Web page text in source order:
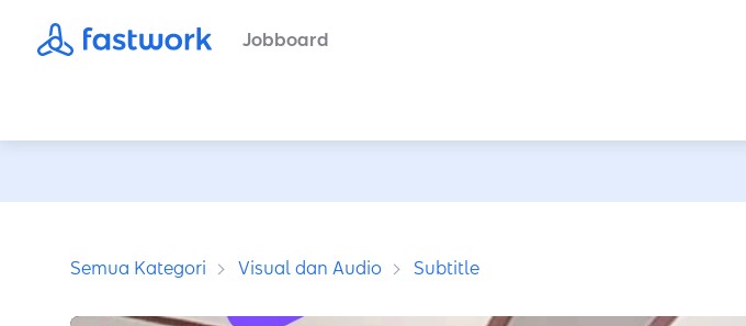
Jobboard
Semua Kategori Visual dan Audio Subtitle